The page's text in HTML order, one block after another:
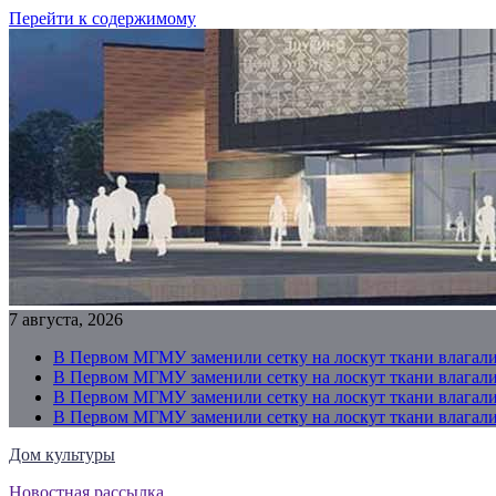
Перейти к содержимому
7 августа, 2026
В Первом МГМУ заменили сетку на лоскут ткани
В Первом МГМУ заменили сетку на лоскут ткани
В Первом МГМУ заменили сетку на лоскут ткани
В Первом МГМУ заменили сетку на лоскут ткани
Дом культуры
Новостная рассылка